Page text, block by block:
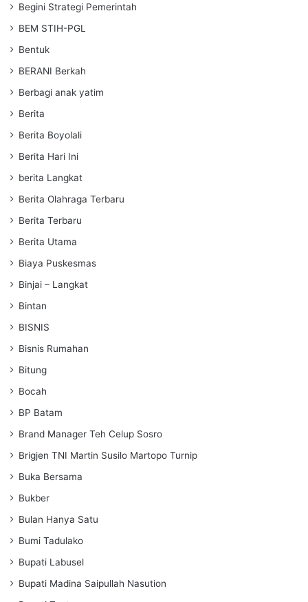
Begini Strategi Pemerintah
BEM STIH-PGL
Bentuk
BERANI Berkah
Berbagi anak yatim
Berita
Berita Boyolali
Berita Hari Ini
berita Langkat
Berita Olahraga Terbaru
Berita Terbaru
Berita Utama
Biaya Puskesmas
Binjai – Langkat
Bintan
BISNIS
Bisnis Rumahan
Bitung
Bocah
BP Batam
Brand Manager Teh Celup Sosro
Brigjen TNI Martin Susilo Martopo Turnip
Buka Bersama
Bukber
Bulan Hanya Satu
Bumi Tadulako
Bupati Labusel
Bupati Madina Saipullah Nasution